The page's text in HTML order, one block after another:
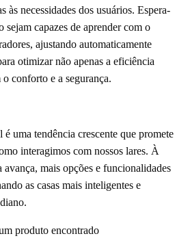
às necessidades dos usuários. Espera-
sejam capazes de aprender com o
ajustando automaticamente
otimizar não apenas a eficiência
conforto e a segurança.
é uma tendência crescente que promete
interagimos com nossos lares. À
mais opções e funcionalidades
as casas mais inteligentes e
produto encontrado